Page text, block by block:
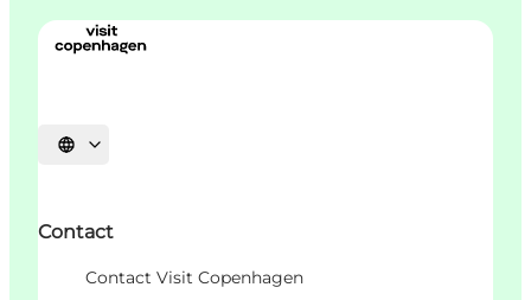
Sprache auswählen
Contact
Contact Visit Copenhagen